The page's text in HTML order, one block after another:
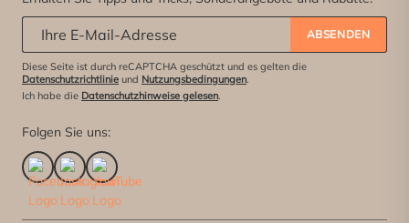
ABSENDEN
Diese Seite ist durch reCAPTCHA geschützt und es gelten die
Datenschutzrichtlinie und Nutzungsbedingungen.
Ich habe die Datenschutzhinweise gelesen.
Folgen Sie uns: